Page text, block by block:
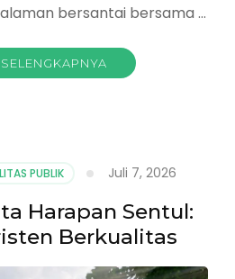
bersantai bersama …
PUBLIK Juli 7, 2026
Harapan Sentul:
Berkualitas